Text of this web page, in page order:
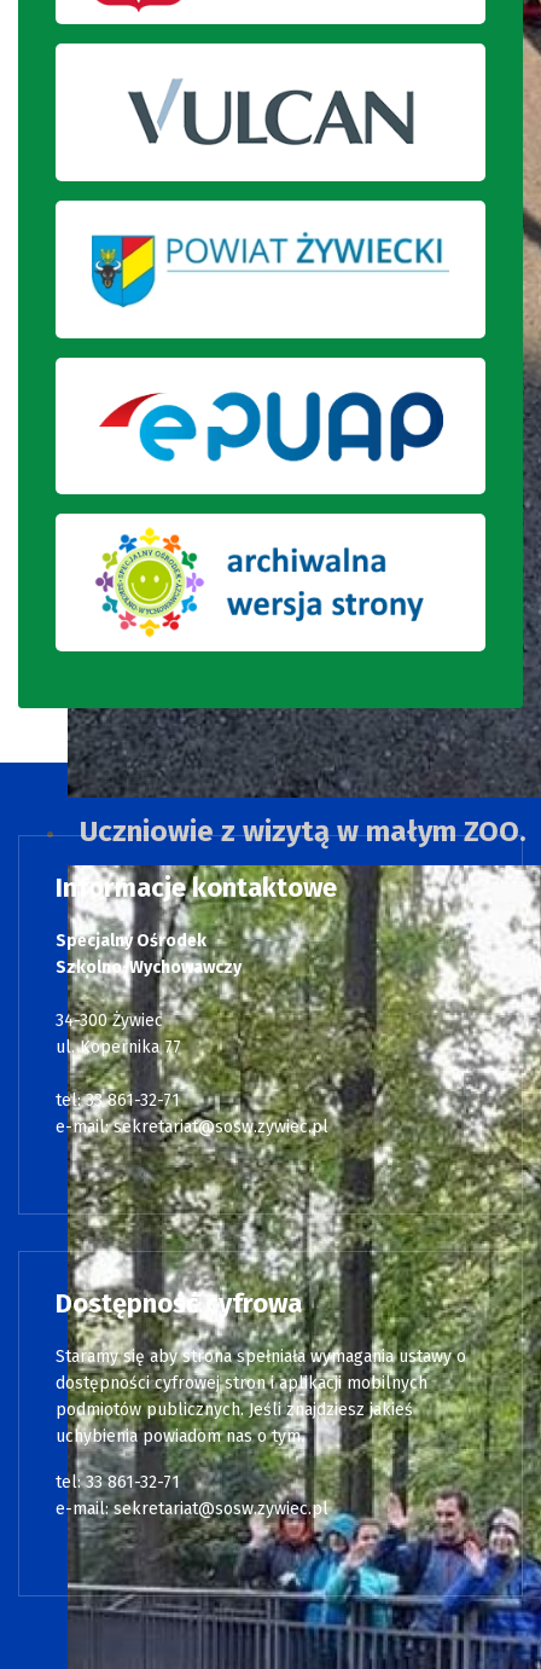
Uczniowie z wizytą w małym ZOO.
Informacje kontaktowe
Specjalny Ośrodek
Szkolno-Wychowawczy
34-300 Żywiec
ul. Kopernika 77
tel: 33 861-32-71
e-mail:sekretariat@sosw.zywiec.pl
Dostępność cyfrowa
Staramy się aby strona spełniała wymagania ustawy o
dostępności cyfrowej stron i aplikacji mobilnych
podmiotów publicznych. Jeśli znajdziesz jakieś
uchybienia powiadom nas o tym.
tel: 33 861-32-71
e-mail:sekretariat@sosw.zywiec.pl